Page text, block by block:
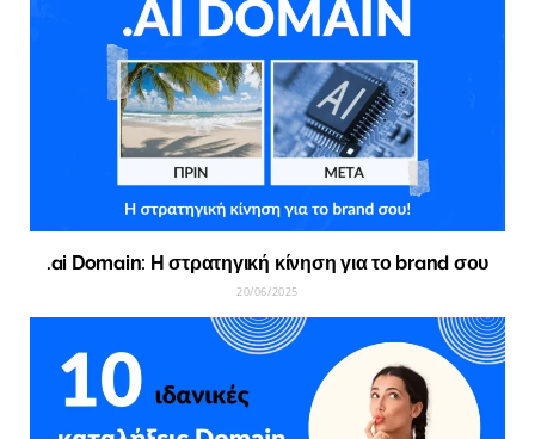
.ai Domain: Η στρατηγική κίνηση για το brand σου
20/06/2025